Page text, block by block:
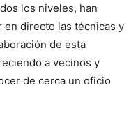
los niveles, han
directo las técnicas y
de esta
a vecinos y
de cerca un oficio